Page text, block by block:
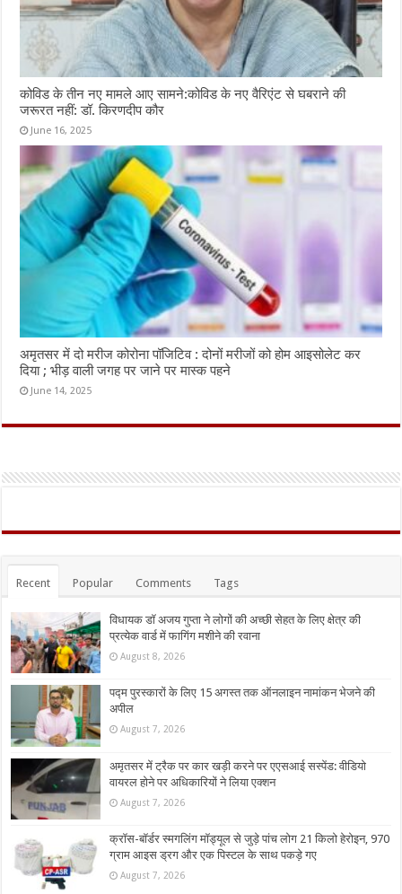
कोविड के तीन नए मामले आए सामने:कोविड के नए वैरिएंट से घबराने की
जरूरत नहीं: डॉ. किरणदीप कौर
June 16, 2025
अमृतसर में दो मरीज कोरोना पॉजिटिव : दोनों मरीजों को होम आइसोलेट कर
दिया ; भीड़ वाली जगह पर जाने पर मास्क पहने
June 14, 2025
Recent Popular Comments Tags
विधायक डॉ अजय गुप्ता ने लोगों की अच्छी सेहत के लिए क्षेत्र की
प्रत्येक वार्ड में फागिंग मशीने की रवाना
August 8, 2026
पद्म पुरस्कारों के लिए 15 अगस्त तक ऑनलाइन नामांकन भेजने की
अपील
August 7, 2026
अमृतसर में ट्रैक पर कार खड़ी करने पर एएसआई सस्पेंड: वीडियो
वायरल होने पर अधिकारियों ने लिया एक्शन
August 7, 2026
क्रॉस-बॉर्डर स्मगलिंग मॉड्यूल से जुड़े पांच लोग 21 किलो हेरोइन, 970
ग्राम आइस ड्रग और एक पिस्टल के साथ पकड़े गए
August 7, 2026